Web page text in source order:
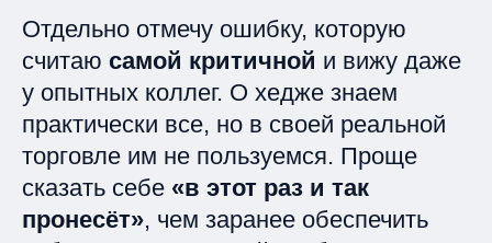
Отдельно отмечу ошибку, которую
считаю самой критичной и вижу даже
у опытных коллег. О хедже знаем
практически все, но в своей реальной
торговле им не пользуемся. Проще
сказать себе «в этот раз и так
пронесёт», чем заранее обеспечить